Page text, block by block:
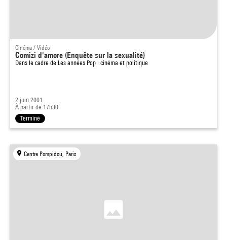
Cinéma / Vidéo
Comizi d'amore (Enquête sur la sexualité)
Dans le cadre de Les années Pop : cinéma et politique
2 juin 2001
À partir de 17h30
Terminé
Centre Pompidou, Paris